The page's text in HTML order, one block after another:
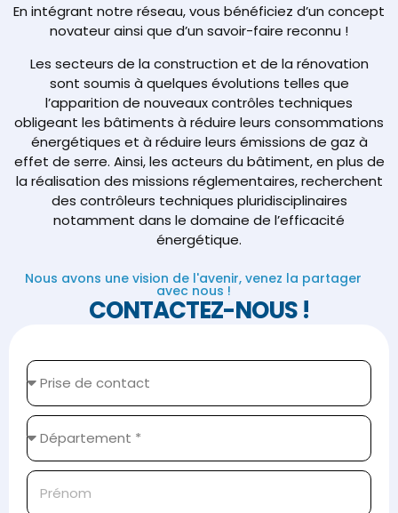
En intégrant notre réseau, vous bénéficiez d’un concept
novateur ainsi que d’un savoir-faire reconnu !
Les secteurs de la construction et de la rénovation
sont soumis à quelques évolutions telles que
l’apparition de nouveaux contrôles techniques
obligeant les bâtiments à réduire leurs consommations
énergétiques et à réduire leurs émissions de gaz à
effet de serre. Ainsi, les acteurs du bâtiment, en plus de
la réalisation des missions réglementaires, recherchent
des contrôleurs techniques pluridisciplinaires
notamment dans le domaine de l’efficacité
énergétique.
Nous avons une vision de l'avenir, venez la partager
avec nous !
CONTACTEZ-NOUS !